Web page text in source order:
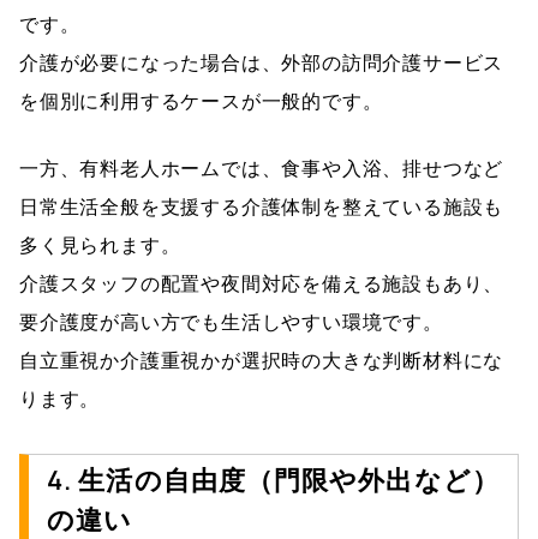
です。
介護が必要になった場合は、外部の訪問介護サービス
を個別に利用するケースが一般的です。
一方、有料老人ホームでは、食事や入浴、排せつなど
日常生活全般を支援する介護体制を整えている施設も
多く見られます。
介護スタッフの配置や夜間対応を備える施設もあり、
要介護度が高い方でも生活しやすい環境です。
自立重視か介護重視かが選択時の大きな判断材料にな
ります。
4. 生活の自由度（門限や外出など）
の違い